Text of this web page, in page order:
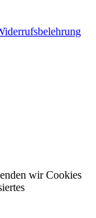
wir Cookies